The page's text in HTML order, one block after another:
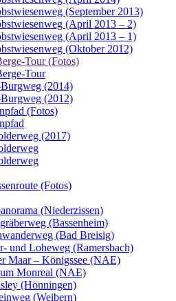
(September 2013)
(April 2013 – 2)
(April 2013 – 1)
(Oktober 2012)
Tour (Fotos)
Tour
(2014)
(2012)
(Fotos)
(2017)
(Fotos)
(Niederzissen)
(Bassenheim)
(Bad Breisig)
und Loheweg (Ramersbach)
Maar – Königssee (NAE)
Monreal (NAE)
(Hönningen)
(Weibern)